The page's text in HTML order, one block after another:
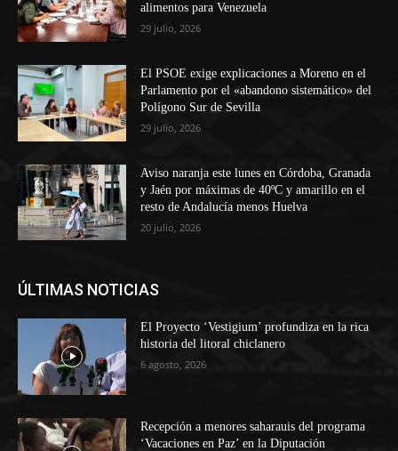
alimentos para Venezuela
29 julio, 2026
El PSOE exige explicaciones a Moreno en el
Parlamento por el «abandono sistemático» del
Polígono Sur de Sevilla
29 julio, 2026
Aviso naranja este lunes en Córdoba, Granada
y Jaén por máximas de 40ºC y amarillo en el
resto de Andalucía menos Huelva
20 julio, 2026
ÚLTIMAS NOTICIAS
El Proyecto ‘Vestigium’ profundiza en la rica
historia del litoral chiclanero
6 agosto, 2026
Recepción a menores saharauis del programa
‘Vacaciones en Paz’ en la Diputación